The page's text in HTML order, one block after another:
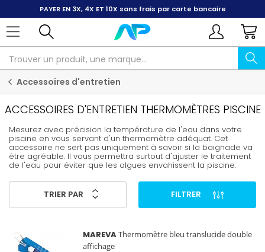
PAYER EN 3X, 4X ET 10X sans frais par carte bancaire
Accessoires d'entretien
ACCESSOIRES D'ENTRETIEN THERMOMÈTRES PISCINE
Mesurez avec précision la température de l'eau dans votre
piscine en vous servant d'un thermomètre adéquat. Cet
accessoire ne sert pas uniquement à savoir si la baignade va
être agréable. Il vous permettra surtout d'ajuster le traitement
de l'eau pour éviter que les algues envahissent la piscine.
TRIER PAR FILTRER
MAREVAThermomètre bleu translucide double
affichage